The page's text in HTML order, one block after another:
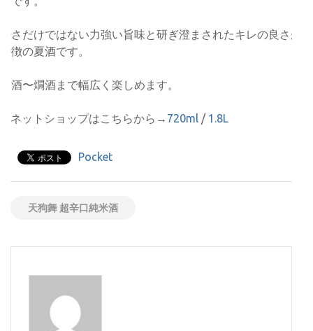
辛さだけではない力強い旨味と研ぎ澄まされたキレの良さが
特徴の夏酒です。
冷酒〜燗酒まで幅広く楽しめます。
ネットショップはこちらから→ 720ml / 1.8L
Pocket
天狗舞 超辛口純米酒